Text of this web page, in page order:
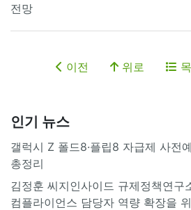
전망
이전 위로
인기 뉴스
갤럭시 Z 폴드8·플립8 자급제 사전
총정리
김정훈 씨지인사이드 규제정책연구
컴플라이언스 담당자 역량 확장을